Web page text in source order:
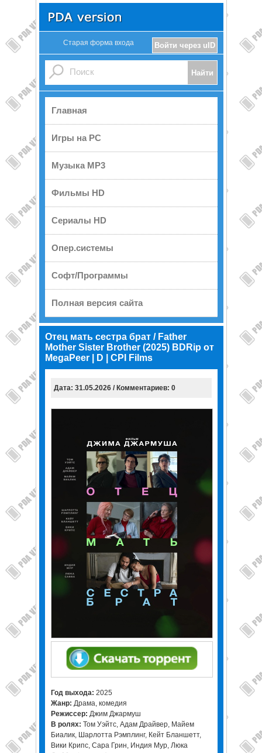
Войти через uID
Старая форма входа
Главная
Игры на PC
Музыка MP3
Фильмы HD
Сериалы HD
Опер.системы
Софт/Программы
Полная версия сайта
Отец мать сестра брат / Father
Mother Sister Brother (2025) BDRip от
MegaPeer | D | CPI Films
Дата: 31.05.2026 / Комментариев: 0
Год выхода: 2025
Жанр: Драма, комедия
Режиссер: Джим Джармуш
В ролях: Том Уэйтс, Адам Драйвер, Майем
Биалик, Шарлотта Рэмплинг, Кейт Бланшетт,
Вики Крипс, Сара Грин, Индия Мур, Люка